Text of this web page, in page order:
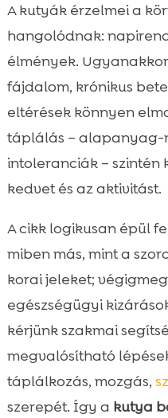
 Szocializáció és
 Alvás, pihenés és
 Időskori
 Kölyök- és fiatal
támogatása
 Haladásmérés és
 Összefoglaló
 FAQ
A kutyák érzelmei a
hangolódnak:
élmények.
fájdalom, krónikus
eltérések könnyen
táplálás – alapanyag-
intoleranciák – szintén
kedvet és az aktivitást.
A cikk logikusan épül
miben más, mint a
korai jeleket;
egészségügyi
kérjünk szakmai
megvalósítható
táplálkozás, mozgás,
szerepét. Így a kutya